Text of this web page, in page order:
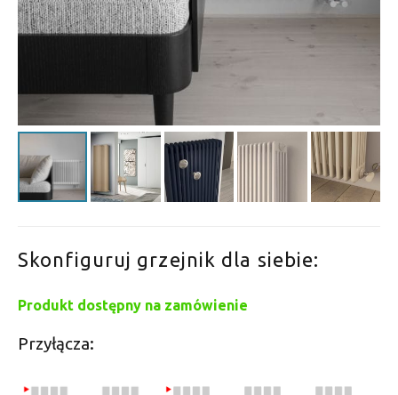
Skonfiguruj grzejnik dla siebie:
Produkt dostępny na zamówienie
Przyłącza: